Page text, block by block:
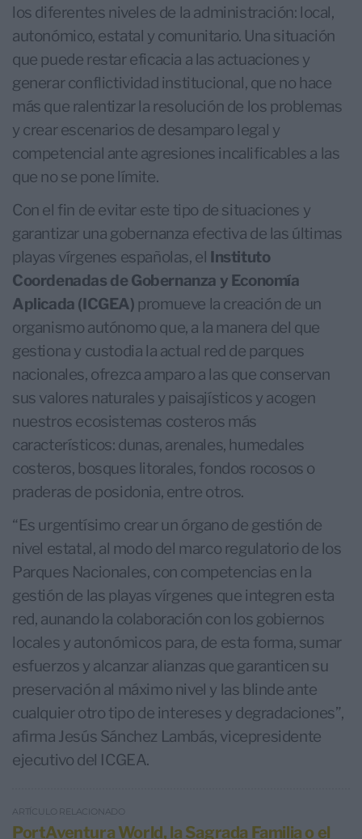
los diferentes niveles de la administración: local,
autonómico, estatal y comunitario. Una situación
que puede restar eficacia a las actuaciones y
generar conflictividad institucional, que no hace
más que ralentizar la resolución de los problemas
y crear escenarios de desamparo legal y
competencial ante agresiones incalificables a las
que no se pone límite.
Con el fin de evitar este tipo de situaciones y
garantizar una gobernanza efectiva de las últimas
playas vírgenes españolas, el Instituto
Coordenadas de Gobernanza y Economía
Aplicada (ICGEA) promueve la creación de un
organismo autónomo que, a la manera del que
gestiona y custodia la actual red de parques
nacionales, ofrezca amparo a las que conservan
sus valores naturales y paisajísticos y acogen
nuestros ecosistemas costeros más
característicos: dunas, arenales, humedales
costeros, bosques litorales, fondos rocosos o
praderas de posidonia, entre otros.
“Es urgentísimo crear un órgano de gestión de
nivel estatal, al modo del marco regulatorio de los
Parques Nacionales, con competencias en la
gestión de las playas vírgenes que integren esta
red, aunando la colaboración con los gobiernos
locales y autonómicos para, de esta forma, sumar
esfuerzos y alcanzar alianzas que garanticen su
preservación al máximo nivel y las blinde ante
cualquier otro tipo de intereses y degradaciones”,
afirma Jesús Sánchez Lambás, vicepresidente
ejecutivo del ICGEA.
ARTÍCULO RELACIONADO
PortAventura World, la Sagrada Familia o el